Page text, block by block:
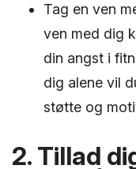
Tag en ven
ven med dig
din angst i
dig alene vil
støtte og
2. Tillad